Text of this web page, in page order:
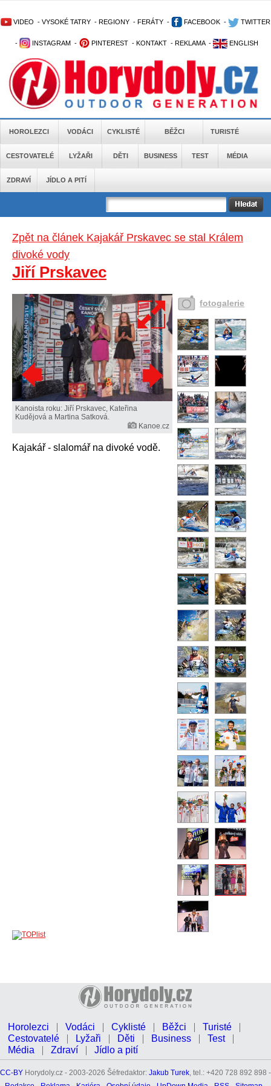
VIDEO - VYSOKÉ TATRY - REGIONY - FERÁTY - FACEBOOK - TWITTER
- INSTAGRAM - PINTEREST - KONTAKT - REKLAMA - ENGLISH
HOROLEZCI VODÁCI CYKLISTÉ BĚŽCI TURISTÉ
CESTOVATELÉ LYŽAŘI DĚTI BUSINESS TEST MÉDIA
ZDRAVÍ JÍDLO A PITÍ
Zpět na článek Kajakář Prskavec se stal Králem
divoké vody
Jiří Prskavec
Kanoista roku: Jiří Prskavec, Kateřina
Kudějová a Martina Satková.
Kanoe.cz
Kajakář - slalomář na divoké vodě.
fotogalerie
Horolezci Vodáci Cyklisté Běžci
Turisté
Cestovatelé
Lyžaři Děti Business
Test
Média
Zdraví Jídlo a pití
CC-BY Horydoly.cz - 2003-2026 Šéfredaktor: Jakub Turek, tel.: +420 728 892 898 -